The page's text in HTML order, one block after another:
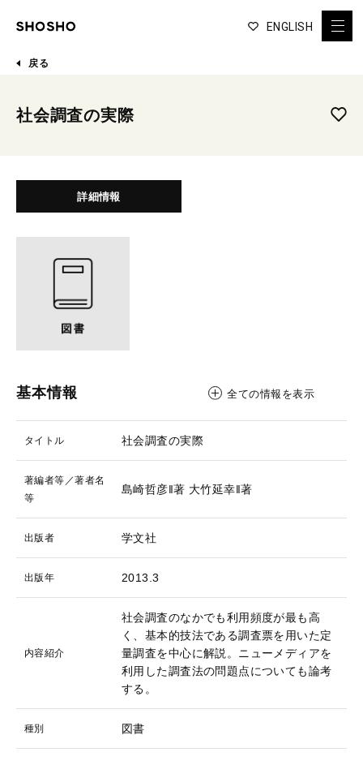
ENGLISH
戻る
社会調査の実際
詳細情報
基本情報 全ての情報を表示
タイトル 社会調査の実際
著編者等／著者名
等
島崎哲彦‖著 大竹延幸‖著
出版者 学文社
出版年 2013.3
内容紹介
社会調査のなかでも利用頻度が最も高
く、基本的技法である調査票を用いた定
量調査を中心に解説。ニューメディアを
利用した調査法の問題点についても論考
する。
種別 図書